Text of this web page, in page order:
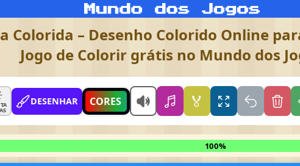
Colorida – Desenho Colorido Online
Jogo de Colorir grátis no Mundo dos
DESENHAR CORES 🏅
100%